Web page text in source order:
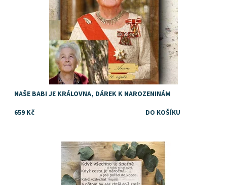
NAŠE BABI JE KRÁLOVNA, DÁREK K NAROZENINÁM
659 Kč
Skladem